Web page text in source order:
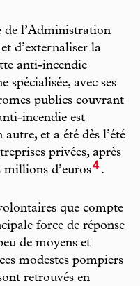
de l’Administration
d’externaliser la
anti-incendie
spécialisée, avec ses
publics couvrant
incendie est
et a été dès l’été
privées, après
millions d’euros4.
que compte
force de réponse
de moyens et
modestes pompiers
retrouvés en